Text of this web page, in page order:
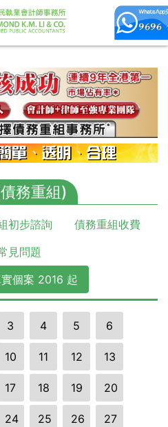
務重組)
初步諮詢
債務重組收費
見問題
個案 2016 起
3 4 5 6
10 11 12 13
17 18 19 20
24 25 26 27